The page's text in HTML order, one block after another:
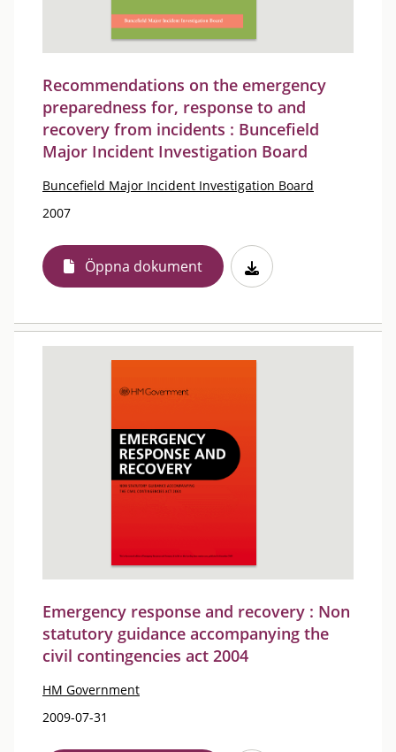
Recommendations on the emergency
preparedness for, response to and
recovery from incidents : Buncefield
Major Incident Investigation Board
Buncefield Major Incident Investigation Board
2007
Öppna dokument
Emergency response and recovery : Non
statutory guidance accompanying the
civil contingencies act 2004
HM Government
2009-07-31